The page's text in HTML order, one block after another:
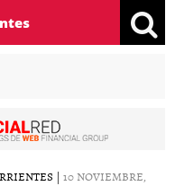
| 10 NOVIEMBRE,